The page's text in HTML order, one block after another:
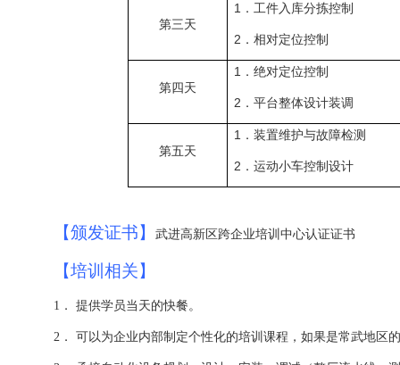
第三天
1 ．工件入库分拣控制
2 ．相对定位控制
第四天
1 ．绝对定位控制
2 ．平台整体设计装调
第五天
1 ．装置维护与故障检测
2 ．运动小车控制设计
【颁发证书】 武进高新区跨企业培训中心认证证书
【培训相关】
1． 提供学员当天的快餐。
2． 可以为企业内部制定个性化的培训课程，如果是常武地区